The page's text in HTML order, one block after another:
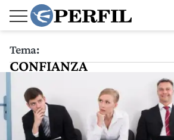
Tema:
CONFIANZA